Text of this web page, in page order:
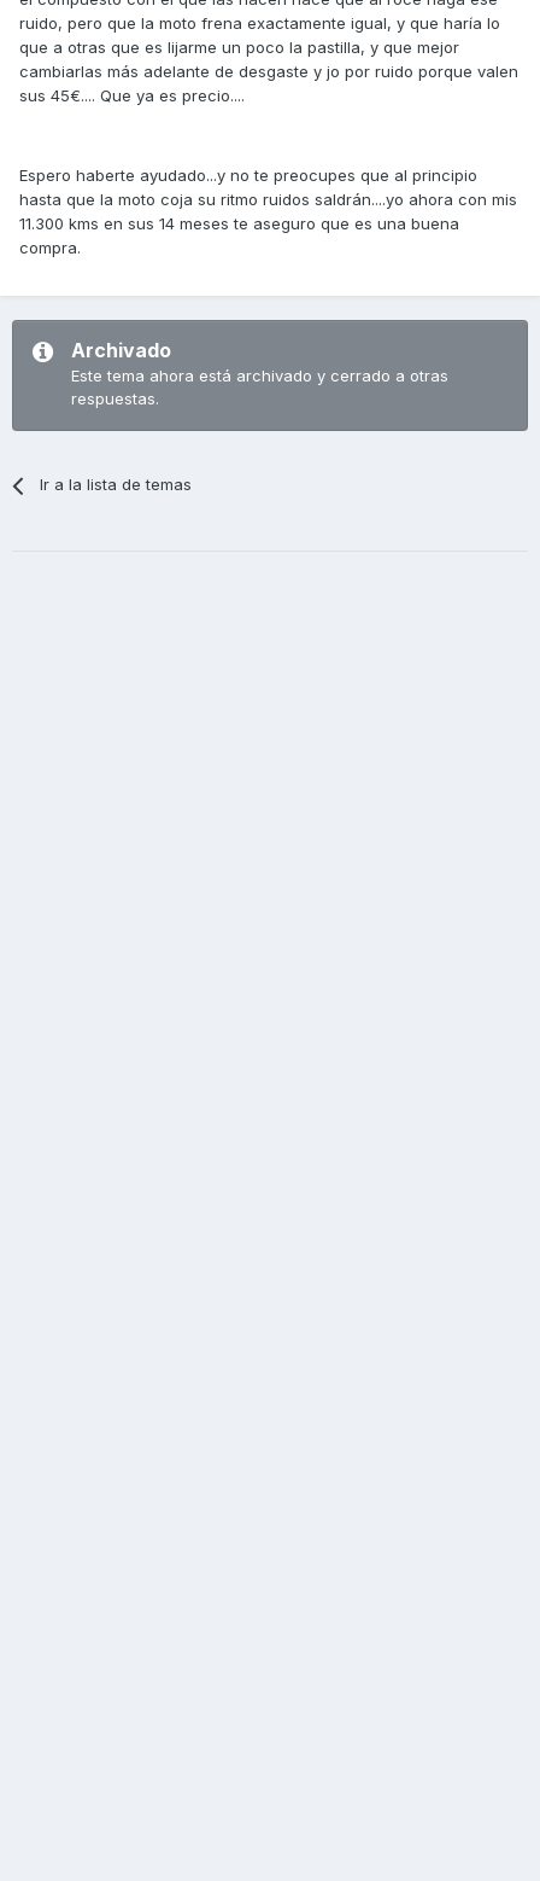
ruido, pero que la moto frena exactamente igual, y que haría lo
que a otras que es lijarme un poco la pastilla, y que mejor
cambiarlas más adelante de desgaste y jo por ruido porque valen
sus 45€.... Que ya es precio....
Espero haberte ayudado...y no te preocupes que al principio
hasta que la moto coja su ritmo ruidos saldrán....yo ahora con mis
11.300 kms en sus 14 meses te aseguro que es una buena
compra.
Archivado
Este tema ahora está archivado y cerrado a otras
respuestas.
Ir a la lista de temas